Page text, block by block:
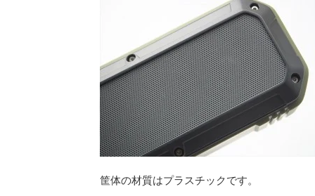
筐体の材質はプラスチックです。